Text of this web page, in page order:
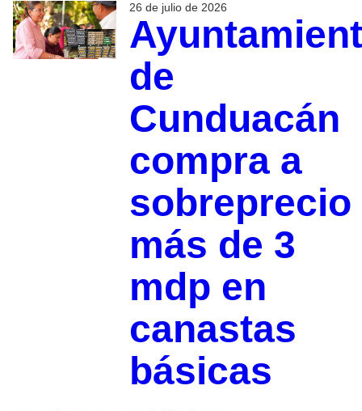
26 de julio de 2026
de
Cunduacán
compra a
sobreprecio
más de 3
mdp en
canastas
básicas